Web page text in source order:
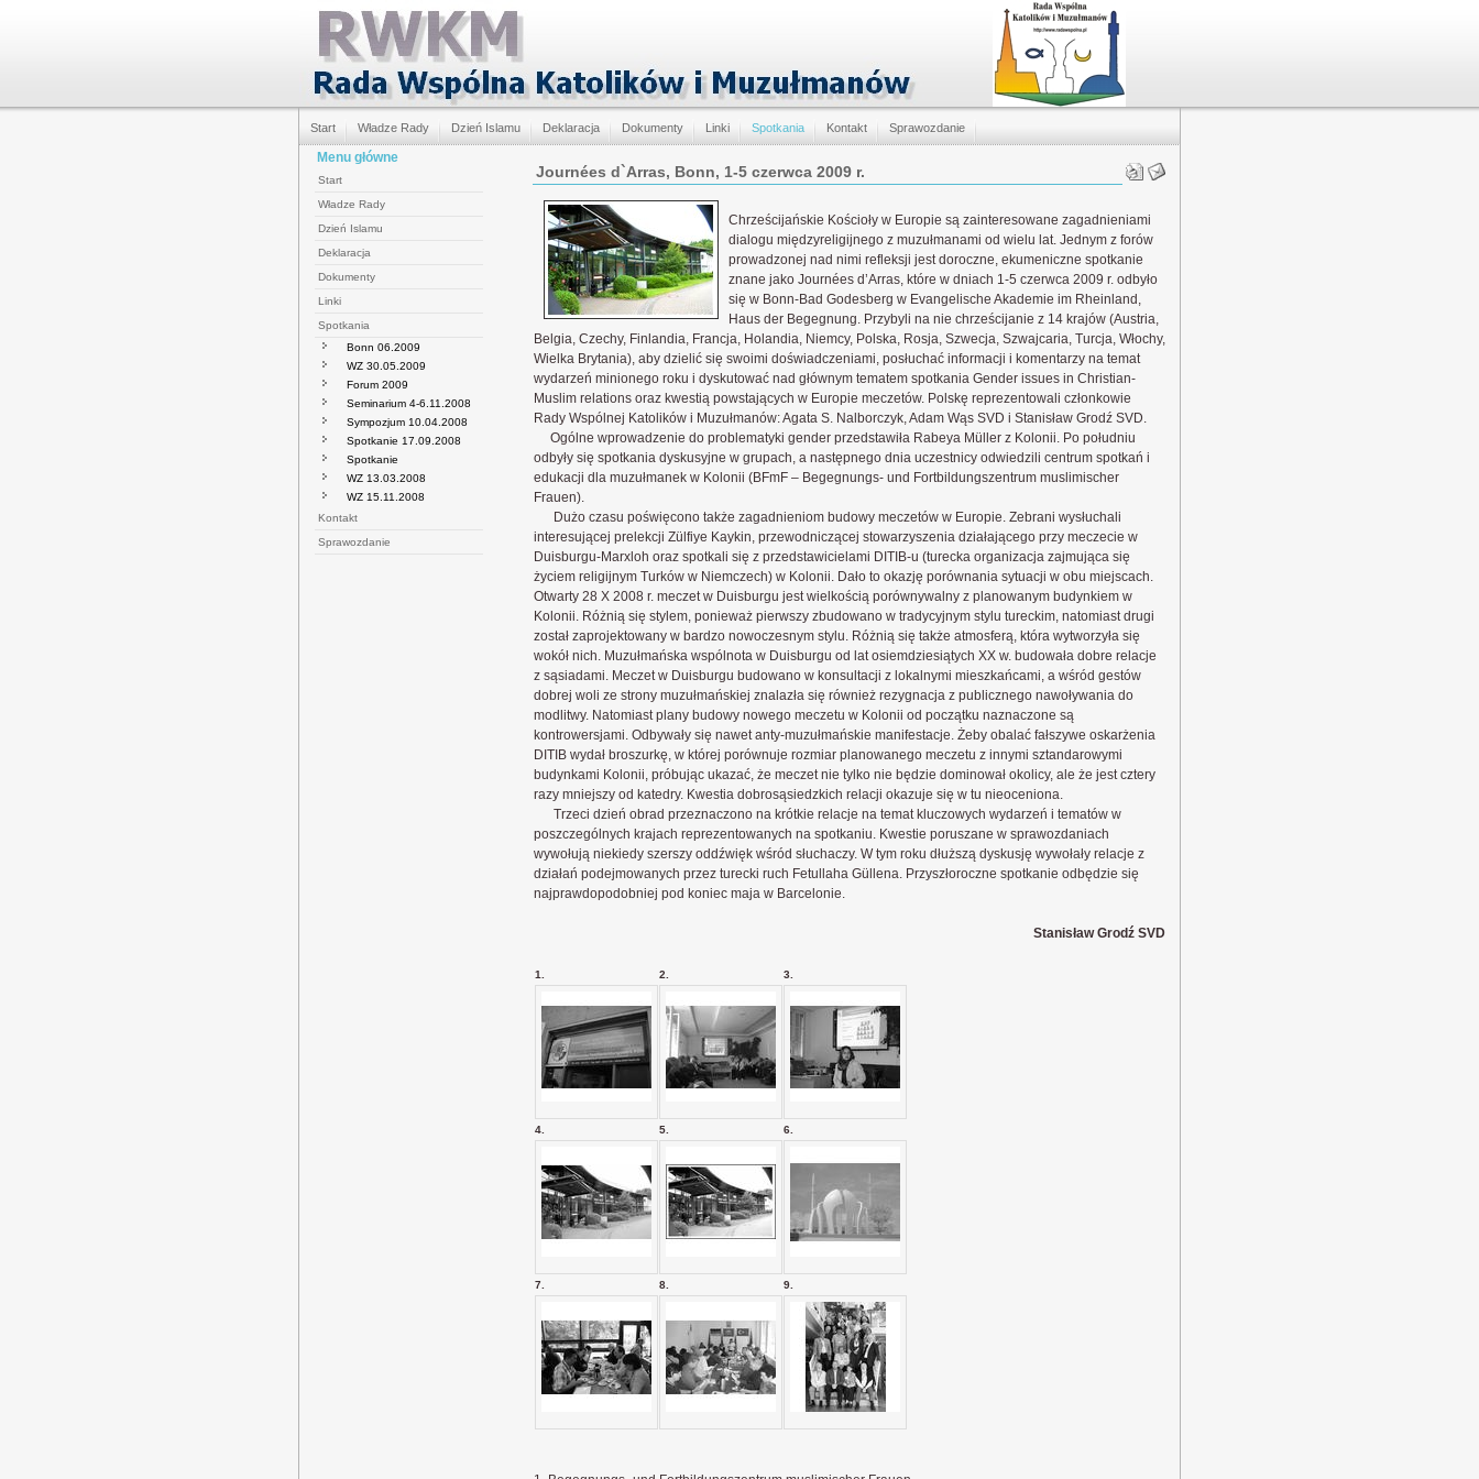
Start Władze Rady Dzień Islamu Deklaracja Dokumenty Linki Spotkania Kontakt Sprawozdanie
Menu główne
Start
Władze Rady
Dzień Islamu
Deklaracja
Dokumenty
Linki
Spotkania
Bonn 06.2009
WZ 30.05.2009
Forum 2009
Seminarium 4-6.11.2008
Sympozjum 10.04.2008
Spotkanie 17.09.2008
Spotkanie
WZ 13.03.2008
WZ 15.11.2008
Kontakt
Sprawozdanie
Journées d`Arras, Bonn, 1-5 czerwca 2009 r.
Chrześcijańskie Kościoły w Europie są zainteresowane zagadnieniami
dialogu międzyreligijnego z muzułmanami od wielu lat. Jednym z forów
prowadzonej nad nimi refleksji jest doroczne, ekumeniczne spotkanie
znane jako Journées d’Arras, które w dniach 1-5 czerwca 2009 r. odbyło
się w Bonn-Bad Godesberg w Evangelische Akademie im Rheinland,
Haus der Begegnung. Przybyli na nie chrześcijanie z 14 krajów (Austria,
Belgia, Czechy, Finlandia, Francja, Holandia, Niemcy, Polska, Rosja, Szwecja, Szwajcaria, Turcja, Włochy,
Wielka Brytania), aby dzielić się swoimi doświadczeniami, posłuchać informacji i komentarzy na temat
wydarzeń minionego roku i dyskutować nad głównym tematem spotkania Gender issues in Christian-
Muslim relations oraz kwestią powstających w Europie meczetów. Polskę reprezentowali członkowie
Rady Wspólnej Katolików i Muzułmanów: Agata S. Nalborczyk, Adam Wąs SVD i Stanisław Grodź SVD.
Ogólne wprowadzenie do problematyki gender przedstawiła Rabeya Müller z Kolonii. Po południu
odbyły się spotkania dyskusyjne w grupach, a następnego dnia uczestnicy odwiedzili centrum spotkań i
edukacji dla muzułmanek w Kolonii (BFmF – Begegnungs- und Fortbildungszentrum muslimischer
Frauen).
Dużo czasu poświęcono także zagadnieniom budowy meczetów w Europie. Zebrani wysłuchali
interesującej prelekcji Zülfiye Kaykin, przewodniczącej stowarzyszenia działającego przy meczecie w
Duisburgu-Marxloh oraz spotkali się z przedstawicielami DITIB-u (turecka organizacja zajmująca się
życiem religijnym Turków w Niemczech) w Kolonii. Dało to okazję porównania sytuacji w obu miejscach.
Otwarty 28 X 2008 r. meczet w Duisburgu jest wielkością porównywalny z planowanym budynkiem w
Kolonii. Różnią się stylem, ponieważ pierwszy zbudowano w tradycyjnym stylu tureckim, natomiast drugi
został zaprojektowany w bardzo nowoczesnym stylu. Różnią się także atmosferą, która wytworzyła się
wokół nich. Muzułmańska wspólnota w Duisburgu od lat osiemdziesiątych XX w. budowała dobre relacje
z sąsiadami. Meczet w Duisburgu budowano w konsultacji z lokalnymi mieszkańcami, a wśród gestów
dobrej woli ze strony muzułmańskiej znalazła się również rezygnacja z publicznego nawoływania do
modlitwy. Natomiast plany budowy nowego meczetu w Kolonii od początku naznaczone są
kontrowersjami. Odbywały się nawet anty-muzułmańskie manifestacje. Żeby obalać fałszywe oskarżenia
DITIB wydał broszurkę, w której porównuje rozmiar planowanego meczetu z innymi sztandarowymi
budynkami Kolonii, próbując ukazać, że meczet nie tylko nie będzie dominował okolicy, ale że jest cztery
razy mniejszy od katedry. Kwestia dobrosąsiedzkich relacji okazuje się w tu nieoceniona.
Trzeci dzień obrad przeznaczono na krótkie relacje na temat kluczowych wydarzeń i tematów w
poszczególnych krajach reprezentowanych na spotkaniu. Kwestie poruszane w sprawozdaniach
wywołują niekiedy szerszy oddźwięk wśród słuchaczy. W tym roku dłuższą dyskusję wywołały relacje z
działań podejmowanych przez turecki ruch Fetullaha Güllena. Przyszłoroczne spotkanie odbędzie się
najprawdopodobniej pod koniec maja w Barcelonie.
Stanisław Grodź SVD
1. 2. 3.
4. 5. 6.
7. 8. 9.